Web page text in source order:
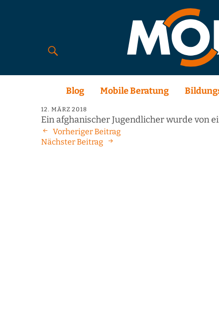
Blog Mobile Beratung
12. MÄRZ 2018
Ein afghanischer Jugendlicher wurde von
Vorheriger Beitrag
Nächster Beitrag